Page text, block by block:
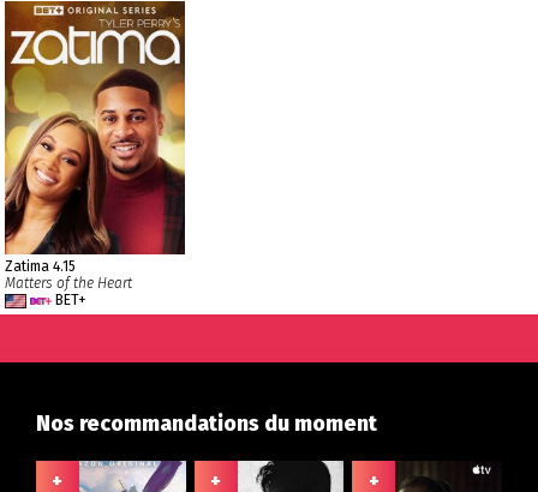
Zatima 4.15
Matters of the Heart
BET+
Nos recommandations du moment
+ + +